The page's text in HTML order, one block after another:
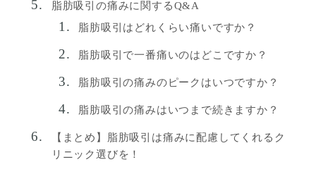
脂肪吸引の痛みに関するQ&A
脂肪吸引はどれくらい痛いですか？
脂肪吸引で一番痛いのはどこですか？
脂肪吸引の痛みのピークはいつですか？
脂肪吸引の痛みはいつまで続きますか？
【まとめ】脂肪吸引は痛みに配慮してくれるク
リニック選びを！